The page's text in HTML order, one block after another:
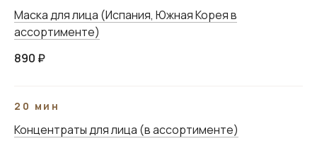
Маска для лица (Испания, Южная Корея в
ассортименте)
890 ₽
20 мин
Концентраты для лица (в ассортименте)